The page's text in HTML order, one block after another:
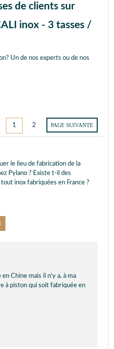
de clients sur
inox - 3 tasses /
Un de nos experts ou de nos
1 2 PAGE SUIVANTE
le lieu de fabrication de la
Pylano ? Existe t-il des
inox fabriquées en France ?
Chine mais il n'y a, à ma
à piston qui soit fabriquée en